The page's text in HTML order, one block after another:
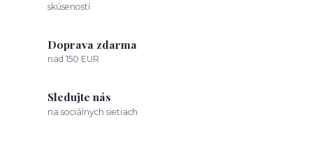
skúseností
Doprava zdarma
nad 150 EUR
Sledujte nás
na sociálnych sietiach